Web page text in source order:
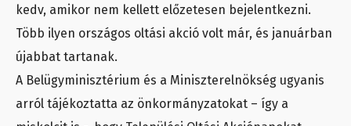
kedv, amikor nem kellett előzetesen bejelentkezni.
Több ilyen országos oltási akció volt már, és januárban
újabbat tartanak.
A Belügyminisztérium és a Miniszterelnökség ugyanis
arról tájékoztatta az önkormányzatokat – így a